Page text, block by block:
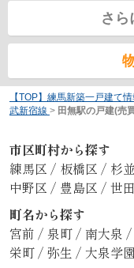
さら
【TOP】練馬新築一戸建て情
武新宿線 > 田無駅の戸建(売
市区町村から探す
練馬区 / 板橋区 / 杉
中野区 / 豊島区 / 世
町名から探す
宮前 / 泉町 / 南大泉 /
栄町 / 弥生 / 大泉学